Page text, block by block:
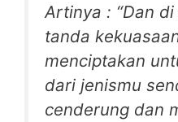
Artinya : “Dan
tanda
menciptakan
dari jenismu
cenderung dan